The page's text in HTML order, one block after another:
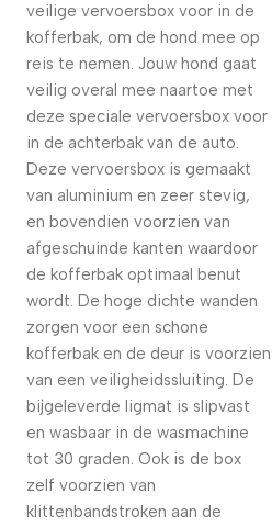
veilige vervoersbox voor in de
kofferbak, om de hond mee op
reis te nemen. Jouw hond gaat
veilig overal mee naartoe met
deze speciale vervoersbox voor
in de achterbak van de auto.
Deze vervoersbox is gemaakt
van aluminium en zeer stevig,
en bovendien voorzien van
afgeschuinde kanten waardoor
de kofferbak optimaal benut
wordt. De hoge dichte wanden
zorgen voor een schone
kofferbak en de deur is voorzien
van een veiligheidssluiting. De
bijgeleverde ligmat is slipvast
en wasbaar in de wasmachine
tot 30 graden. Ook is de box
zelf voorzien van
klittenbandstroken aan de